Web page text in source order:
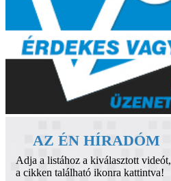
AZ ÉN HÍRADÓM
Adja a listához a kiválasztott videót,
a cikken található ikonra kattintva!